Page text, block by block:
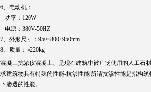
6、电动机：
功率：120W
电源：380V-50HZ
7、外形尺寸：950×800×950mm
8、质量：≈220kg
混凝土抗渗仪混凝土、是现在建筑中被广泛使用的人工石
求建筑物具有特殊的性能-抗渗性能 所谓抗渗性能是指构
下渗透的性能。